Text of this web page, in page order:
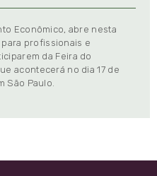
Econômico, abre nesta
profissionais e
da Feira do
acontecerá no dia 17 de
São Paulo.